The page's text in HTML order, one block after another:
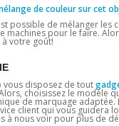
de couleur sur cet
possible de mélanger les
machines pour le faire.
à votre goût!
vous disposez de tout
choisissez le modèle
de marquage adaptée.
client qui vous guidera
à nous voir pour plus de